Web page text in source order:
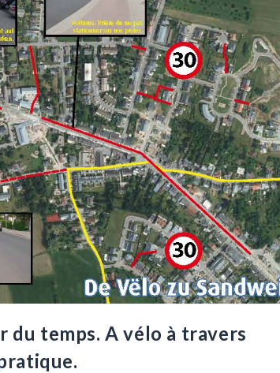
du temps. A vélo à travers